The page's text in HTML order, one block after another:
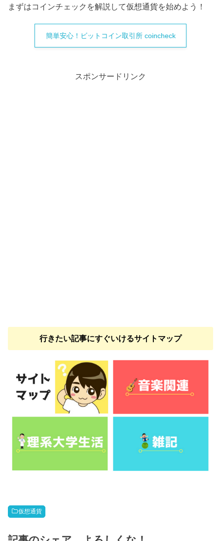
まずはコインチェックを解説して仮想通貨を始めよう！
簡単安心！ビットコイン取引所 coincheck
スポンサードリンク
行きたい記事にすぐいけるサイトマップ
仮想通貨